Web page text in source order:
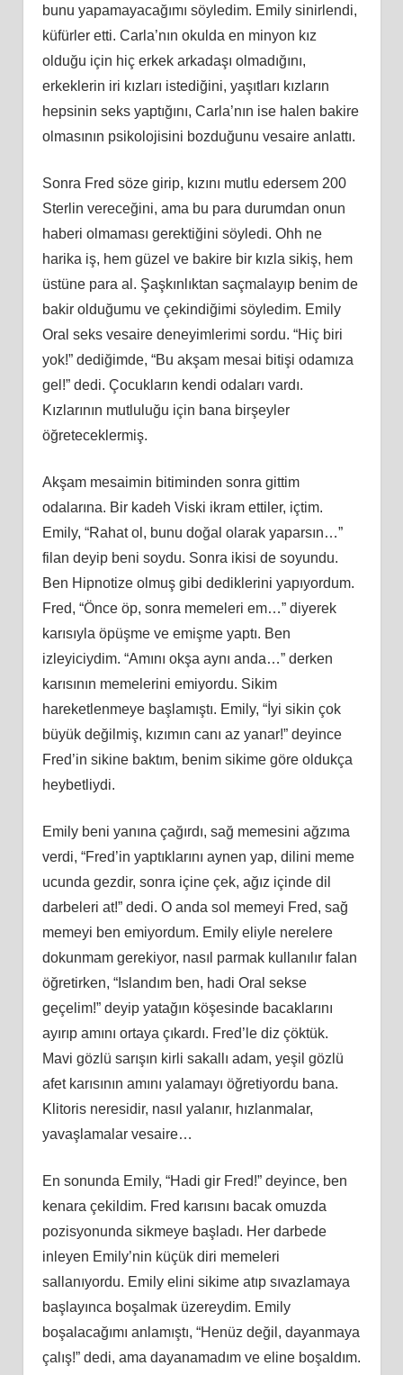
bunu yapamayacağımı söyledim. Emily sinirlendi,
küfürler etti. Carla’nın okulda en minyon kız
olduğu için hiç erkek arkadaşı olmadığını,
erkeklerin iri kızları istediğini, yaşıtları kızların
hepsinin seks yaptığını, Carla’nın ise halen bakire
olmasının psikolojisini bozduğunu vesaire anlattı.
Sonra Fred söze girip, kızını mutlu edersem 200
Sterlin vereceğini, ama bu para durumdan onun
haberi olmaması gerektiğini söyledi. Ohh ne
harika iş, hem güzel ve bakire bir kızla sikiş, hem
üstüne para al. Şaşkınlıktan saçmalayıp benim de
bakir olduğumu ve çekindiğimi söyledim. Emily
Oral seks vesaire deneyimlerimi sordu. “Hiç biri
yok!” dediğimde, “Bu akşam mesai bitişi odamıza
gel!” dedi. Çocukların kendi odaları vardı.
Kızlarının mutluluğu için bana birşeyler
öğreteceklermiş.
Akşam mesaimin bitiminden sonra gittim
odalarına. Bir kadeh Viski ikram ettiler, içtim.
Emily, “Rahat ol, bunu doğal olarak yaparsın…”
filan deyip beni soydu. Sonra ikisi de soyundu.
Ben Hipnotize olmuş gibi dediklerini yapıyordum.
Fred, “Önce öp, sonra memeleri em…” diyerek
karısıyla öpüşme ve emişme yaptı. Ben
izleyiciydim. “Amını okşa aynı anda…” derken
karısının memelerini emiyordu. Sikim
hareketlenmeye başlamıştı. Emily, “İyi sikin çok
büyük değilmiş, kızımın canı az yanar!” deyince
Fred’in sikine baktım, benim sikime göre oldukça
heybetliydi.
Emily beni yanına çağırdı, sağ memesini ağzıma
verdi, “Fred’in yaptıklarını aynen yap, dilini meme
ucunda gezdir, sonra içine çek, ağız içinde dil
darbeleri at!” dedi. O anda sol memeyi Fred, sağ
memeyi ben emiyordum. Emily eliyle nerelere
dokunmam gerekiyor, nasıl parmak kullanılır falan
öğretirken, “Islandım ben, hadi Oral sekse
geçelim!” deyip yatağın köşesinde bacaklarını
ayırıp amını ortaya çıkardı. Fred’le diz çöktük.
Mavi gözlü sarışın kirli sakallı adam, yeşil gözlü
afet karısının amını yalamayı öğretiyordu bana.
Klitoris neresidir, nasıl yalanır, hızlanmalar,
yavaşlamalar vesaire…
En sonunda Emily, “Hadi gir Fred!” deyince, ben
kenara çekildim. Fred karısını bacak omuzda
pozisyonunda sikmeye başladı. Her darbede
inleyen Emily’nin küçük diri memeleri
sallanıyordu. Emily elini sikime atıp sıvazlamaya
başlayınca boşalmak üzereydim. Emily
boşalacağımı anlamıştı, “Henüz değil, dayanmaya
çalış!” dedi, ama dayanamadım ve eline boşaldım.